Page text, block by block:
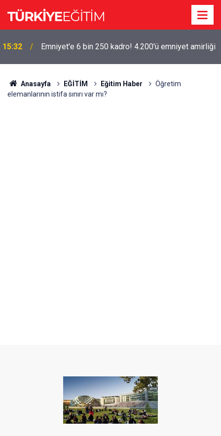
15:28
Öğrenci Affı Resmi Gazetede! Başvuru için son gün
Anasayfa EĞİTİM Eğitim Haber
Öğretim
elemanlarının istifa sınırı var mı?